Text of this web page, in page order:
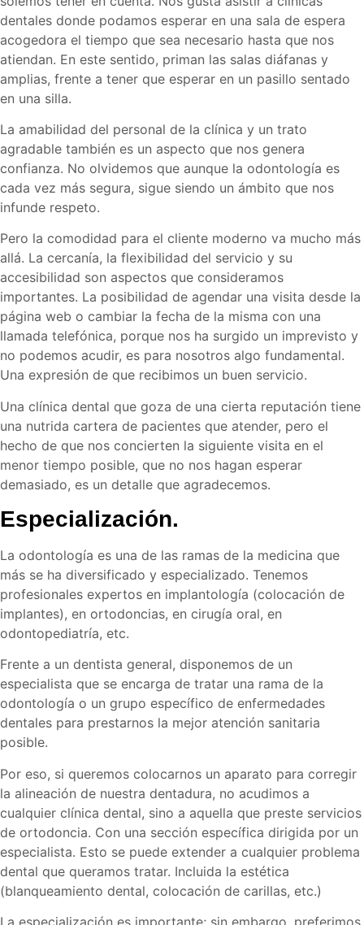
dentales donde podamos esperar en una sala de espera
acogedora el tiempo que sea necesario hasta que nos
atiendan. En este sentido, priman las salas diáfanas y
amplias, frente a tener que esperar en un pasillo sentado
en una silla.
La amabilidad del personal de la clínica y un trato
agradable también es un aspecto que nos genera
confianza. No olvidemos que aunque la odontología es
cada vez más segura, sigue siendo un ámbito que nos
infunde respeto.
Pero la comodidad para el cliente moderno va mucho más
allá. La cercanía, la flexibilidad del servicio y su
accesibilidad son aspectos que consideramos
importantes. La posibilidad de agendar una visita desde la
página web o cambiar la fecha de la misma con una
llamada telefónica, porque nos ha surgido un imprevisto y
no podemos acudir, es para nosotros algo fundamental.
Una expresión de que recibimos un buen servicio.
Una clínica dental que goza de una cierta reputación tiene
una nutrida cartera de pacientes que atender, pero el
hecho de que nos concierten la siguiente visita en el
menor tiempo posible, que no nos hagan esperar
demasiado, es un detalle que agradecemos.
Especialización.
La odontología es una de las ramas de la medicina que
más se ha diversificado y especializado. Tenemos
profesionales expertos en implantología (colocación de
implantes), en ortodoncias, en cirugía oral, en
odontopediatría, etc.
Frente a un dentista general, disponemos de un
especialista que se encarga de tratar una rama de la
odontología o un grupo específico de enfermedades
dentales para prestarnos la mejor atención sanitaria
posible.
Por eso, si queremos colocarnos un aparato para corregir
la alineación de nuestra dentadura, no acudimos a
cualquier clínica dental, sino a aquella que preste servicios
de ortodoncia. Con una sección específica dirigida por un
especialista. Esto se puede extender a cualquier problema
dental que queramos tratar. Incluida la estética
(blanqueamiento dental, colocación de carillas, etc.)